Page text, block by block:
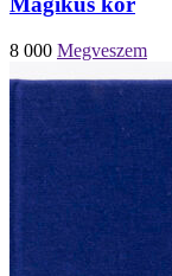
8 000 Megveszem